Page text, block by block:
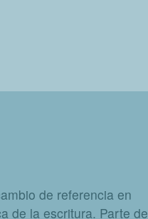
de referencia en
de la escritura. Parte de